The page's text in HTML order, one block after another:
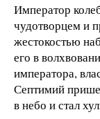
Император
чудотворцем и
жестокостью
его в
императора,
Септимий
в небо и стал